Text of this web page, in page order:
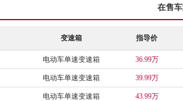
在售
变速箱 指导价
电动车单速变速箱 36.99万
电动车单速变速箱 39.99万
电动车单速变速箱 43.99万